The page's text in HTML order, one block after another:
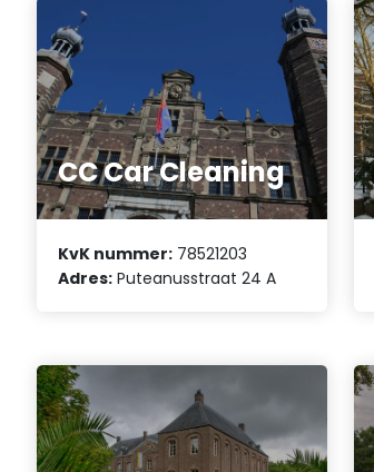
CC Car Cleaning
KvK nummer: 78521203
Adres: Puteanusstraat 24 A